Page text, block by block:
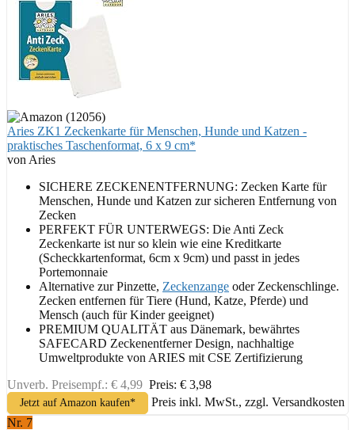
Aries ZK1 Zeckenkarte für Menschen, Hunde und Katzen -
praktisches Taschenformat, 6 x 9 cm*
von Aries
SICHERE ZECKENENTFERNUNG: Zecken Karte für
Menschen, Hunde und Katzen zur sicheren Entfernung von
Zecken
PERFEKT FÜR UNTERWEGS: Die Anti Zeck
Zeckenkarte ist nur so klein wie eine Kreditkarte
(Scheckkartenformat, 6cm x 9cm) und passt in jedes
Portemonnaie
Alternative zur Pinzette, Zeckenzange oder Zeckenschlinge.
Zecken entfernen für Tiere (Hund, Katze, Pferde) und
Mensch (auch für Kinder geeignet)
PREMIUM QUALITÄT aus Dänemark, bewährtes
SAFECARD Zeckenentferner Design, nachhaltige
Umweltprodukte von ARIES mit CSE Zertifizierung
Unverb. Preisempf.: € 4,99 Preis: € 3,98
Jetzt auf Amazon kaufen*
Preis inkl. MwSt., zzgl. Versandkosten
Nr. 7